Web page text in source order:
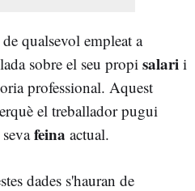
qualsevol empleat a
sobre el seu propi salari i
professional. Aquest
el treballador pugui
feina actual.
dades s'hauran de